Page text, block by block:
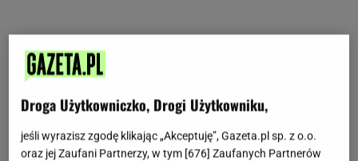
Droga Użytkowniczko, Drogi Użytkowniku,
jeśli wyrazisz zgodę klikając „Akceptuję”, Gazeta.pl sp. z o.o.
oraz jej Zaufani Partnerzy, w tym [676] Zaufanych Partnerów